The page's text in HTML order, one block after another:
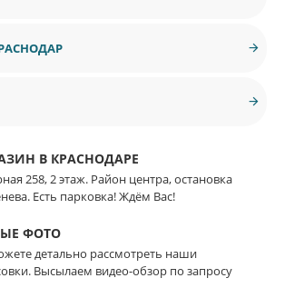
В КРАСНОДАРЕ
258, 2 этаж. Район центра, остановка
Есть парковка! Ждём Вас!
ФОТО
детально рассмотреть наши
Высылаем видео-обзор по запросу